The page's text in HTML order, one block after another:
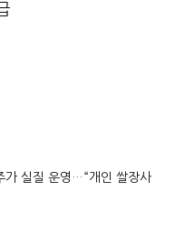
가 실질 운영…“개인 쌀장사